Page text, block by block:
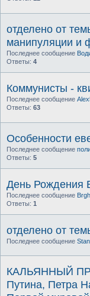
отделено от
манипуляции и
Последнее сообщение
Ответы: 4
Коммунисты -
Последнее сообщение
Ответы: 63
Особенности
Последнее сообщение
Ответы: 5
День Рождения
Последнее сообщение
Ответы: 1
отделено от
Последнее сообщение
КАЛЬЯННЫЙ
Путина, Петра